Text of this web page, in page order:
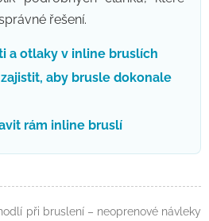
řešení.
a otlaky v inline bruslích
aby brusle dokonale
rám inline bruslí
při bruslení – neoprenové návleky